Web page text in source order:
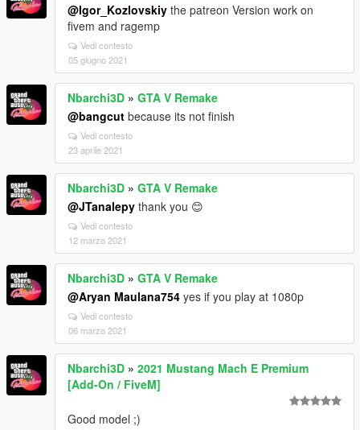
@Igor_Kozlovskiy the patreon Version work on
fivem and ragemp
Vedi contesto
05 giugno 2021
Nbarchi3D » GTA V Remake
@bangcut because its not finish
Vedi contesto
23 aprile 2021
Nbarchi3D » GTA V Remake
@JTanalepy thank you 😊
Vedi contesto
12 marzo 2021
Nbarchi3D » GTA V Remake
@Aryan Maulana754 yes if you play at 1080p
Vedi contesto
06 marzo 2021
Nbarchi3D » 2021 Mustang Mach E Premium
[Add-On / FiveM]
Good model ;)